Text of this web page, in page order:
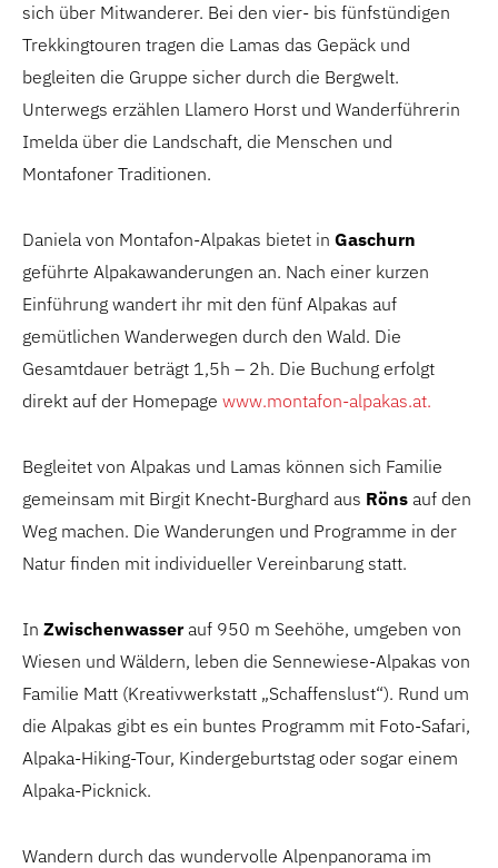
sich über Mitwanderer. Bei den vier- bis fünfstündigen
Trekkingtouren tragen die Lamas das Gepäck und
begleiten die Gruppe sicher durch die Bergwelt.
Unterwegs erzählen Llamero Horst und Wanderführerin
Imelda über die Landschaft, die Menschen und
Montafoner Traditionen.
Daniela von Montafon-Alpakas bietet in Gaschurn
geführte Alpakawanderungen an. Nach einer kurzen
Einführung wandert ihr mit den fünf Alpakas auf
gemütlichen Wanderwegen durch den Wald. Die
Gesamtdauer beträgt 1,5h – 2h. Die Buchung erfolgt
direkt auf der Homepage www.montafon-alpakas.at.
Begleitet von Alpakas und Lamas können sich Familie
gemeinsam mit Birgit Knecht-Burghard aus Röns auf den
Weg machen. Die Wanderungen und Programme in der
Natur finden mit individueller Vereinbarung statt.
In Zwischenwasserauf 950 m Seehöhe, umgeben von
Wiesen und Wäldern, leben die Sennewiese-Alpakas von
Familie Matt (Kreativwerkstatt „Schaffenslust“). Rund um
die Alpakas gibt es ein buntes Programm mit Foto-Safari,
Alpaka-Hiking-Tour, Kindergeburtstag oder sogar einem
Alpaka-Picknick.
Wandern durch das wundervolle Alpenpanorama im